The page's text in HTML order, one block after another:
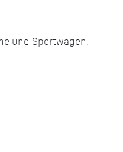
und Sportwagen.